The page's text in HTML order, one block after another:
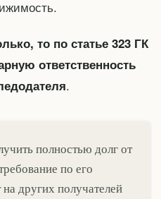
то по статье 323 ГК
ответственность
.
полностью долг от
по его
других получателей